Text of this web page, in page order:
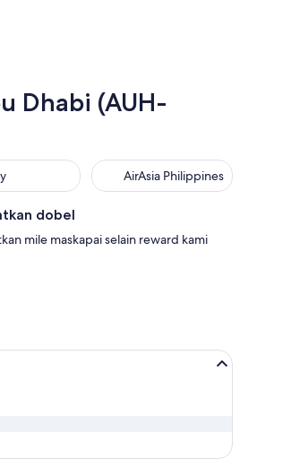
Dhabi (AUH-
AirAsia Philippines
AirAsia Philippines
dobel
mile maskapai selain reward kami